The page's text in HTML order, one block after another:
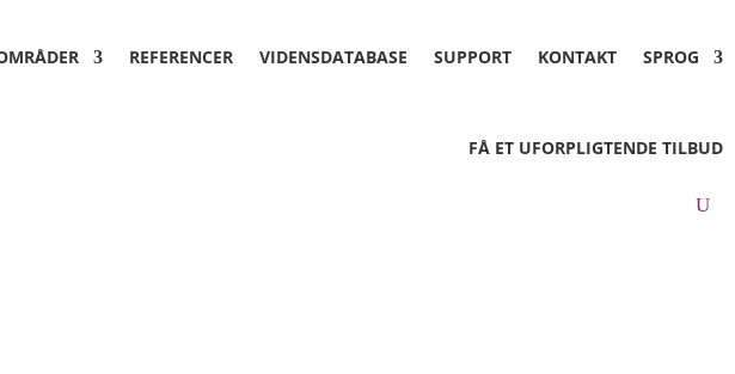
REFERENCER VIDENSDATABASE SUPPORT KONTAKT SPROG
FÅ ET UFORPLIGTENDE TILBUD